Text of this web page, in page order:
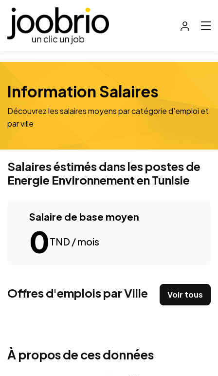
Information Salaires
Découvrez les salaires moyens par catégorie d'emploi et
par ville
Salaires éstimés dans les postes de
Energie Environnementen Tunisie
Salaire de base moyen
0TND / mois
Offres d'emplois par Ville Voir tous
À propos de ces données